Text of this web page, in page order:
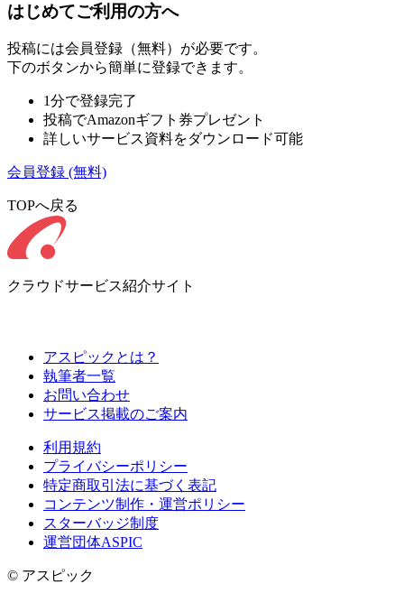
はじめてご利用の方へ
投稿には会員登録（無料）が必要です。
下のボタンから簡単に登録できます。
1分で登録完了
投稿でAmazonギフト券プレゼント
詳しいサービス資料をダウンロード可能
会員登録 (無料)
TOPへ戻る
クラウドサービス紹介サイト
アスピックとは？
執筆者一覧
お問い合わせ
サービス掲載のご案内
利用規約
プライバシーポリシー
特定商取引法に基づく表記
コンテンツ制作・運営ポリシー
スターバッジ制度
運営団体ASPIC
© アスピック